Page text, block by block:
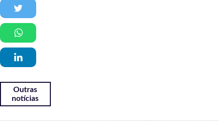
Outras
notícias